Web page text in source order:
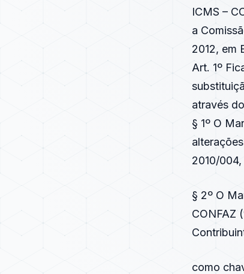
ICMS –
a
2012, em
Art. 1º
através
§ 1º O
2010/004,
§ 2º O
CONFAZ (
como